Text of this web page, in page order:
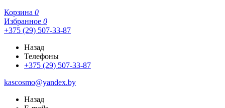
Корзина 0
Избранное 0
+375 (29) 507-33-87
Назад
Телефоны
+375 (29) 507-33-87
kascosmo@yandex.by
Назад